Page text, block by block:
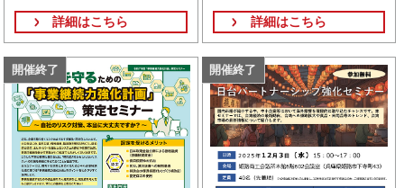
５日（金）
詳細はこちら 詳細はこちら
開催終了 開催終了